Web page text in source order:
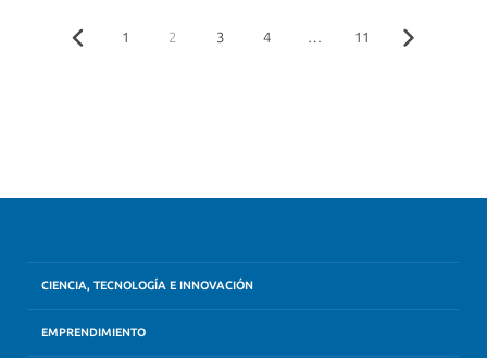
1 2 3 4 … 11
CIENCIA, TECNOLOGÍA E INNOVACIÓN
EMPRENDIMIENTO